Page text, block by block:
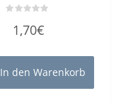
mit
5
1,70€
In den Warenkorb